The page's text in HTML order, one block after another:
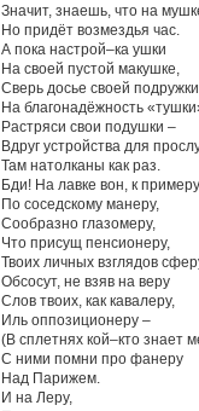
Значит, знаешь, что на
Но придёт возмездья час.
А пока настрой–ка ушки
На своей пустой макушке,
Сверь досье своей подружки
На благонадёжность
Растряси свои подушки –
Вдруг устройства для
Там натолканы как раз.
Бди! На лавке вон, к
По соседскому манеру,
Сообразно глазомеру,
Что присущ пенсионеру,
Твоих личных взглядов
Обсосут, не взяв на веру
Слов твоих, как кавалеру,
Иль оппозиционеру –
(В сплетнях кой–кто знает
С ними помни про фанеру
Над Парижем.
И на Леру,